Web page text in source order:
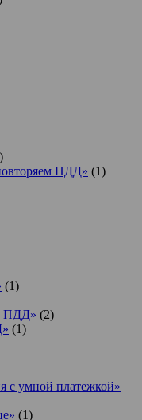
ПДД» (1)
(1)
ПДД» (2)
(1)
с умной платежкой»
(1)